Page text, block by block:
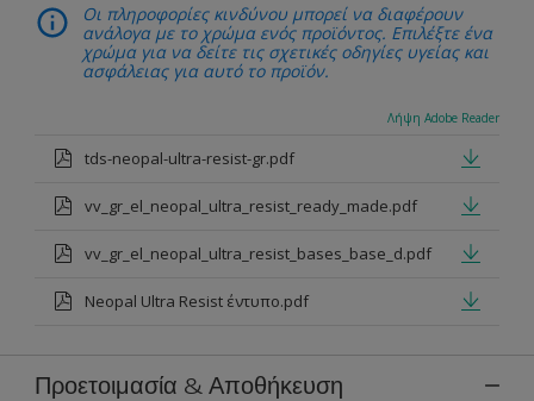
Οι πληροφορίες κινδύνου μπορεί να διαφέρουν
ανάλογα με το χρώμα ενός προϊόντος. Επιλέξτε ένα
χρώμα για να δείτε τις σχετικές οδηγίες υγείας και
ασφάλειας για αυτό το προϊόν.
Λήψη Adobe Reader
tds-neopal-ultra-resist-gr.pdf
vv_gr_el_neopal_ultra_resist_ready_made.pdf
vv_gr_el_neopal_ultra_resist_bases_base_d.pdf
Neopal Ultra Resist έντυπο.pdf
Προετοιμασία & Αποθήκευση